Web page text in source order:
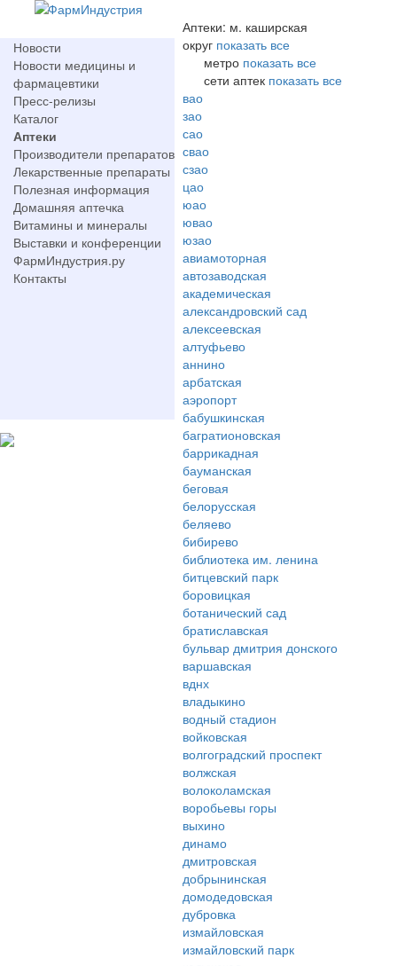
Новости
Новости медицины и
фармацевтики
Пресс-релизы
Каталог
Аптеки
Производители препаратов
Лекарственные препараты
Полезная информация
Домашняя аптечка
Витамины и минералы
Выставки и конференции
ФармИндустрия.ру
Контакты
Аптеки: м. каширская
округ показать все
метро показать все
сети аптек показать все
вао
зао
сао
свао
сзао
цао
юао
ювао
юзао
авиамоторная
автозаводская
академическая
александровский сад
алексеевская
алтуфьево
аннино
арбатская
аэропорт
бабушкинская
багратионовская
баррикадная
бауманская
беговая
белорусская
беляево
бибирево
библиотека им. ленина
битцевский парк
боровицкая
ботанический сад
братиславская
бульвар дмитрия донского
варшавская
вднх
владыкино
водный стадион
войковская
волгоградский проспект
волжская
волоколамская
воробьевы горы
выхино
динамо
дмитровская
добрынинская
домодедовская
дубровка
измайловская
измайловский парк